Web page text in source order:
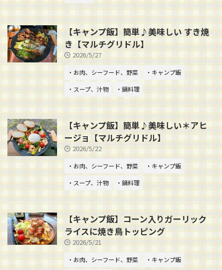
【キャンプ飯】簡単♪美味しい すき焼
き【マルチグリドル】
2026/5/27
・お肉、シーフード、野菜
・キャンプ飯
・スープ、汁物
・鍋料理
【キャンプ飯】簡単♪美味しい＊アヒ
ージョ【マルチグリドル】
2026/5/22
・お肉、シーフード、野菜
・キャンプ飯
・スープ、汁物
・鍋料理
【キャンプ飯】コーン入りガーリック
ライスに焼き鳥トッピング
2026/5/21
・お肉、シーフード、野菜
・キャンプ飯